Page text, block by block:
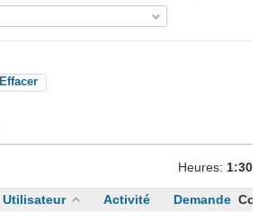
Effacer
Heures: 1:30
Utilisateur Activité Demande